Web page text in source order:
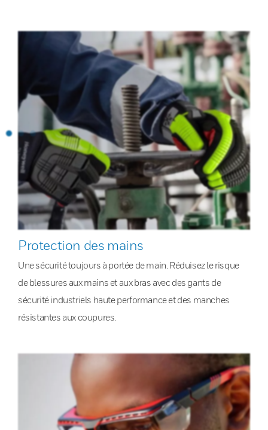
Protection des mains
Une sécurité toujours à portée de main. Réduisez le risque
de blessures aux mains et aux bras avec des gants de
sécurité industriels haute performance et des manches
résistantes aux coupures.